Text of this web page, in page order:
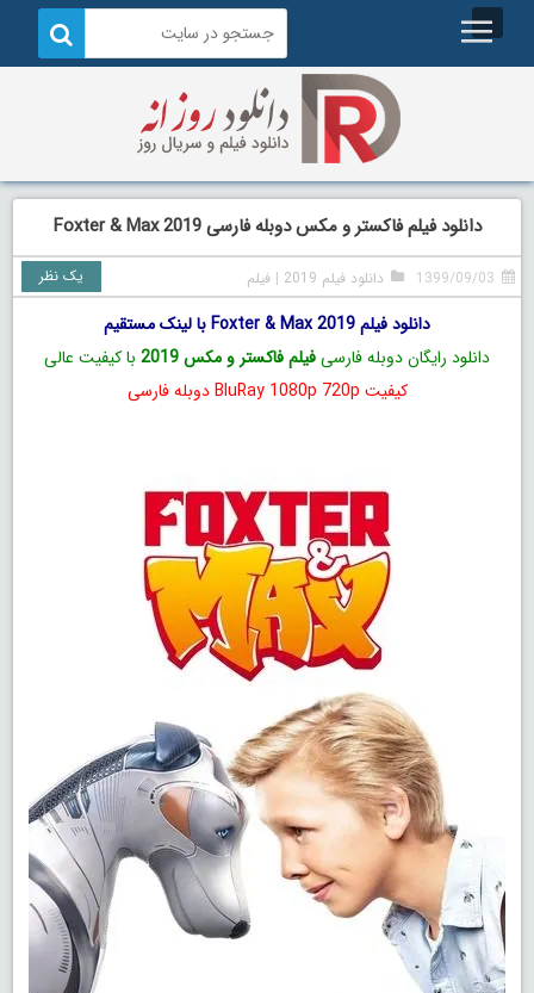
دانلود فیلم فاکستر و مکس دوبله فارسی Foxter & Max 2019
1399/09/03 دانلود فیلم 2019 |فیلم یک نظر
دانلود فیلم Foxter & Max 2019 با لینک مستقیم
دانلود رایگان دوبله فارسیفیلم فاکستر و مکس 2019
با کیفیت عالی
کیفیت BluRay 1080p 720p دوبله فارسی